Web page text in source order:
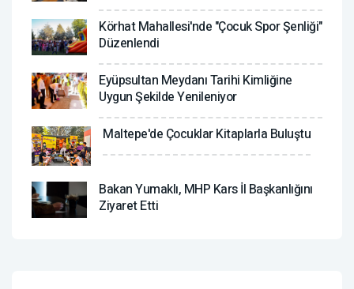
Körhat Mahallesi'nde "Çocuk Spor Şenliği"
Düzenlendi
Eyüpsultan Meydanı Tarihi Kimliğine
Uygun Şekilde Yenileniyor
Maltepe'de Çocuklar Kitaplarla Buluştu
Bakan Yumaklı, MHP Kars İl Başkanlığını
Ziyaret Etti